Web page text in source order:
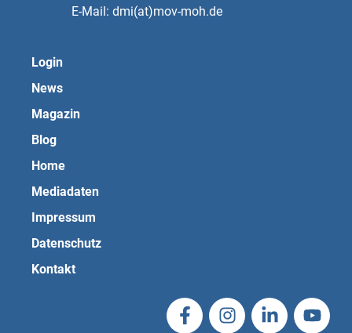
E-Mail: dmi(at)mov-moh.de
Login
News
Magazin
Blog
Home
Mediadaten
Impressum
Datenschutz
Kontakt